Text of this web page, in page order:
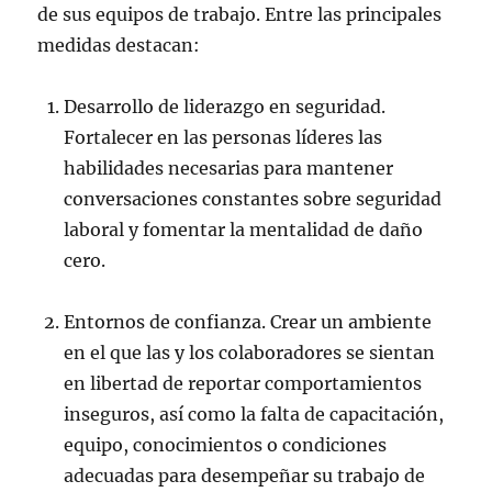
de sus equipos de trabajo. Entre las principales
medidas destacan:
Desarrollo de liderazgo en seguridad.
Fortalecer en las personas líderes las
habilidades necesarias para mantener
conversaciones constantes sobre seguridad
laboral y fomentar la mentalidad de daño
cero.
Entornos de confianza. Crear un ambiente
en el que las y los colaboradores se sientan
en libertad de reportar comportamientos
inseguros, así como la falta de capacitación,
equipo, conocimientos o condiciones
adecuadas para desempeñar su trabajo de